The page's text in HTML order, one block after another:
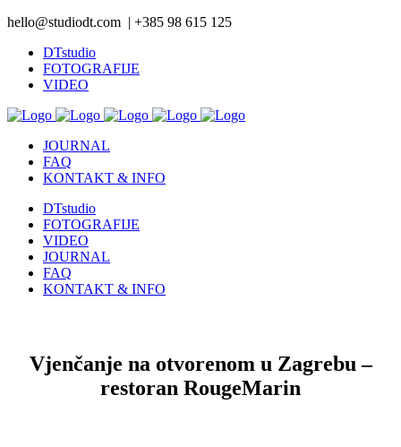
hello@studiodt.com | +385 98 615 125
DTstudio
FOTOGRAFIJE
VIDEO
JOURNAL
FAQ
KONTAKT & INFO
DTstudio
FOTOGRAFIJE
VIDEO
JOURNAL
FAQ
KONTAKT & INFO
Vjenčanje na otvorenom u Zagrebu –
restoran RougeMarin